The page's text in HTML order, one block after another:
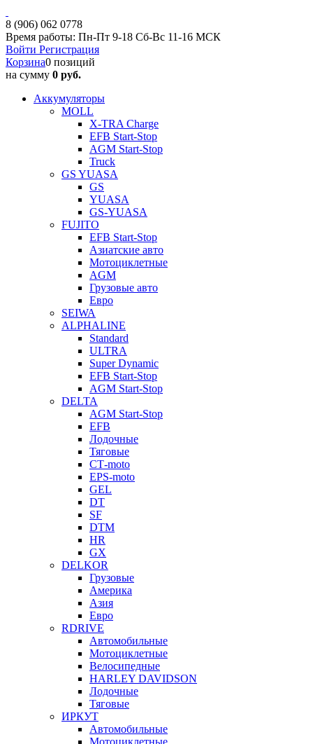
8 (906) 062 0778
Время работы: Пн-Пт 9-18 Сб-Вс 11-16 МСК
Войти Регистрация
Корзина0 позиций
на сумму 0 руб.
Аккумуляторы
MOLL
X-TRA Charge
EFB Start-Stop
AGM Start-Stop
Truck
GS YUASA
GS
YUASA
GS-YUASA
FUJITO
EFB Start-Stop
Азиатские авто
Мотоциклетные
AGM
Грузовые авто
Евро
SEIWA
ALPHALINE
Standard
ULTRA
Super Dynamic
EFB Start-Stop
AGM Start-Stop
DELTA
AGM Start-Stop
EFB
Лодочные
Тяговые
СТ-moto
EPS-moto
GEL
DT
SF
DTM
HR
GX
DELKOR
Грузовые
Америка
Азия
Евро
RDRIVE
Автомобильные
Мотоциклетные
Велосипедные
HARLEY DAVIDSON
Лодочные
Тяговые
ИРКУТ
Автомобильные
Мотоциклетные